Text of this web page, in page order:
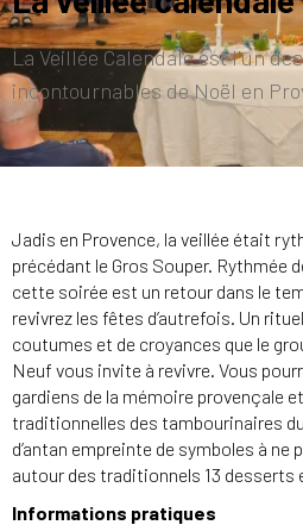
La Veillée Calendale est l'un
incontournables de Noël en
Jadis en Provence, la veillée était
précédant le Gros Souper. Rythmée
cette soirée est un retour dans le
revivrez les fêtes d’autrefois. Un
coutumes et de croyances que le
Neuf vous invite à revivre. Vous
gardiens de la mémoire provençale
traditionnelles des tambourinaires
d’antan empreinte de symboles à ne
autour des traditionnels 13 desserts
Informations pratiques